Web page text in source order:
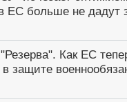
ЕС больше не дадут
Как ЕС
в защите